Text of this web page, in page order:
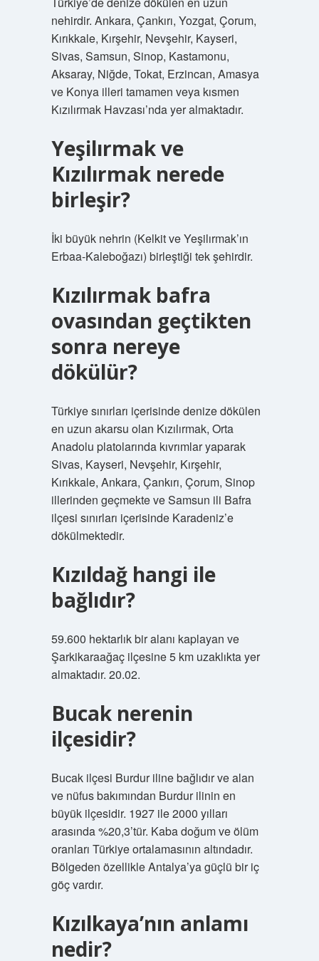
nehirdir. Ankara, Çankırı, Yozgat, Çorum,
Kırıkkale, Kırşehir, Nevşehir, Kayseri,
Sivas, Samsun, Sinop, Kastamonu,
Aksaray, Niğde, Tokat, Erzincan, Amasya
ve Konya illeri tamamen veya kısmen
Kızılırmak Havzası’nda yer almaktadır.
Yeşilırmak ve
Kızılırmak nerede
birleşir?
İki büyük nehrin (Kelkit ve Yeşilırmak’ın
Erbaa-Kaleboğazı) birleştiği tek şehirdir.
Kızılırmak bafra
ovasından geçtikten
sonra nereye
dökülür?
Türkiye sınırları içerisinde denize dökülen
en uzun akarsu olan Kızılırmak, Orta
Anadolu platolarında kıvrımlar yaparak
Sivas, Kayseri, Nevşehir, Kırşehir,
Kırıkkale, Ankara, Çankırı, Çorum, Sinop
illerinden geçmekte ve Samsun ili Bafra
ilçesi sınırları içerisinde Karadeniz’e
dökülmektedir.
Kızıldağ hangi ile
bağlıdır?
59.600 hektarlık bir alanı kaplayan ve
Şarkikaraağaç ilçesine 5 km uzaklıkta yer
almaktadır. 20.02.
Bucak nerenin
ilçesidir?
Bucak ilçesi Burdur iline bağlıdır ve alan
ve nüfus bakımından Burdur ilinin en
büyük ilçesidir. 1927 ile 2000 yılları
arasında %20,3’tür. Kaba doğum ve ölüm
oranları Türkiye ortalamasının altındadır.
Bölgeden özellikle Antalya’ya güçlü bir iç
göç vardır.
Kızılkaya’nın anlamı
nedir?